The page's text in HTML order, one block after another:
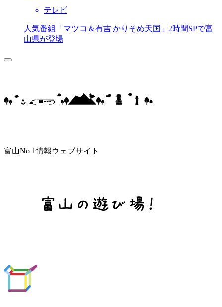
テレビ
人気番組「マツコ＆有吉 かりそめ天国」2時間SPで富
山県が登場
富山No.1情報ウェブサイト